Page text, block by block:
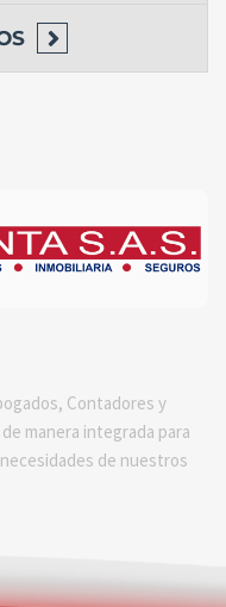
Contadores y
manera integrada para
de nuestros